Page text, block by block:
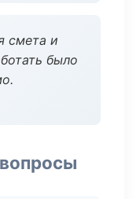
смета и
было